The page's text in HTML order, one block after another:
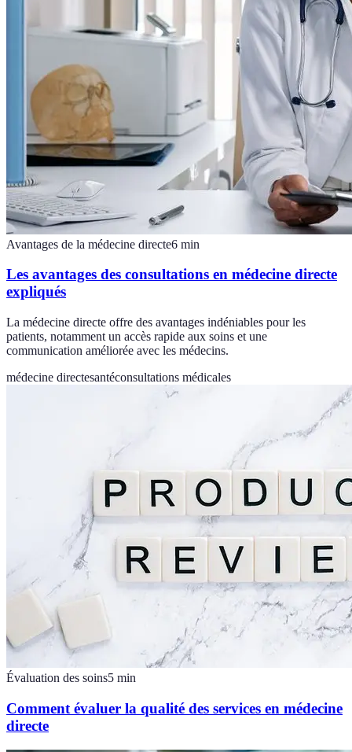
Avantages de la médecine directe6 min
Les avantages des consultations en médecine directe
expliqués
La médecine directe offre des avantages indéniables pour les
patients, notamment un accès rapide aux soins et une
communication améliorée avec les médecins.
médecine directesantéconsultations médicales
Évaluation des soins5 min
Comment évaluer la qualité des services en médecine
directe